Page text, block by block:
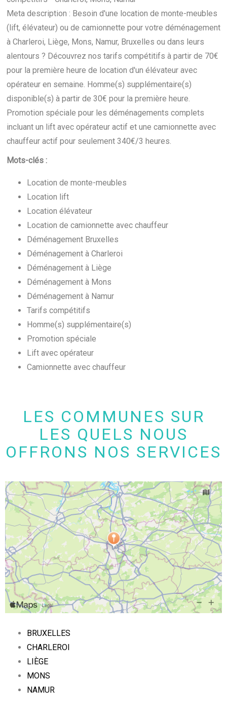
Meta description : Besoin d'une location de monte-meubles
(lift, élévateur) ou de camionnette pour votre déménagement
à Charleroi, Liège, Mons, Namur, Bruxelles ou dans leurs
alentours ? Découvrez nos tarifs compétitifs à partir de 70€
pour la première heure de location d'un élévateur avec
opérateur en semaine. Homme(s) supplémentaire(s)
disponible(s) à partir de 30€ pour la première heure.
Promotion spéciale pour les déménagements complets
incluant un lift avec opérateur actif et une camionnette avec
chauffeur actif pour seulement 340€/3 heures.
Mots-clés :
Location de monte-meubles
Location lift
Location élévateur
Location de camionnette avec chauffeur
Déménagement Bruxelles
Déménagement à Charleroi
Déménagement à Liège
Déménagement à Mons
Déménagement à Namur
Tarifs compétitifs
Homme(s) supplémentaire(s)
Promotion spéciale
Lift avec opérateur
Camionnette avec chauffeur
LES COMMUNES SUR
LES QUELS NOUS
OFFRONS NOS SERVICES
BRUXELLES
CHARLEROI
LIÈGE
MONS
NAMUR